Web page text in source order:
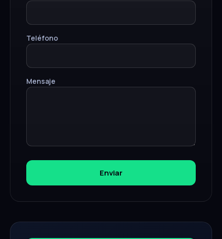
Teléfono
Mensaje
Enviar